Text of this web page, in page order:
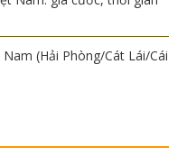
(Hải Phòng/Cát Lái/Cái